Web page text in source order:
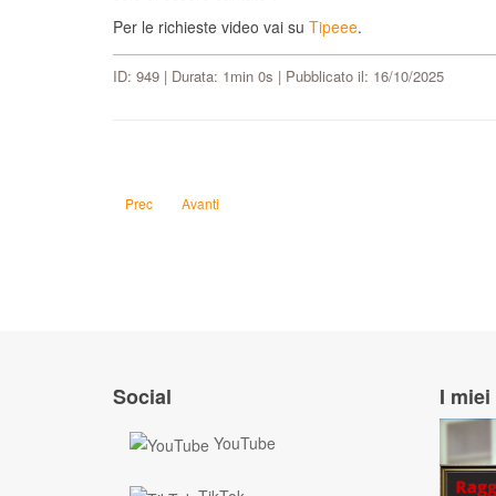
Per le richieste video vai su Tipeee.
ID: 949 | Durata: 1min 0s | Pubblicato il: 16/10/2025
Articolo precedente: Come convincere Fabio e Alessandra
Prec Articolo successivo: Come faccio a rinfondare la
Avanti
Social
YouTube
I